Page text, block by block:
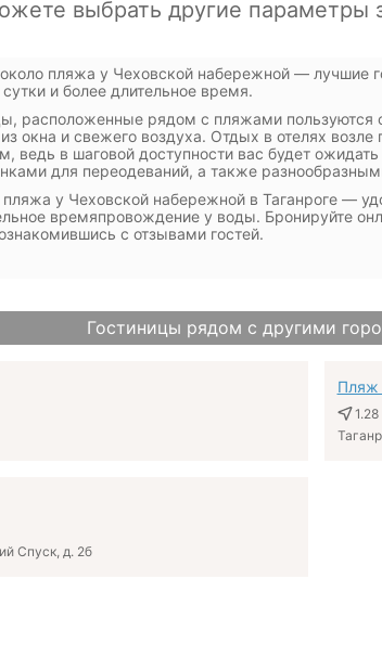
около пляжа у Чеховской набережной — лучшие
и более длительное время.
расположенные рядом с пляжами пользуются
окна и свежего воздуха. Отдых в отелях
ведь в шаговой доступности вас будет
для переодеваний, а также
пляжа у Чеховской набережной в Таганроге —
времяпровождение у воды. Бронируйте
с отзывами гостей.
Гостиницы рядом с другими
Пляж
Спуск, д. 2б